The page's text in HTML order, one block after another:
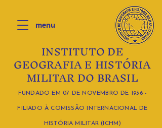
INSTITUTO DE
GEOGRAFIA E HISTÓRIA
MILITAR DO BRASIL
FUNDADO EM 07 DE NOVEMBRO DE 1936 -
FILIADO À COMISSÃO INTERNACIONAL DE
HISTÓRIA MILITAR (ICHM)
menu